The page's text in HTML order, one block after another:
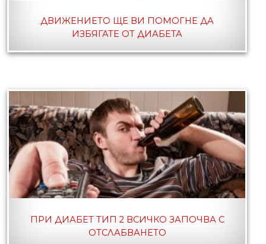
ДВИЖЕНИЕТО ЩЕ ВИ ПОМОГНЕ ДА
ИЗБЯГАТЕ ОТ ДИАБЕТА
ПРИ ДИАБЕТ ТИП 2 ВСИЧКО ЗАПОЧВА С
ОТСЛАБВАНЕТО